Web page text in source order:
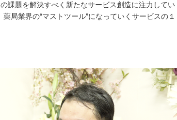
課題を解決すべく新たなサービス創造に注力してい
局業界の“マストツール”になっていくサービスの１